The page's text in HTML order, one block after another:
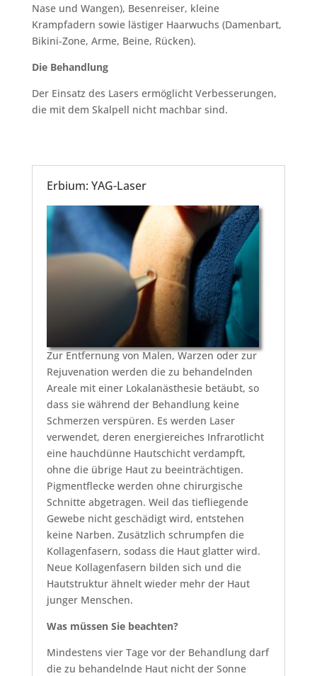
Nase und Wangen), Besenreiser, kleine
Krampfadern sowie lästiger Haarwuchs (Damenbart,
Bikini-Zone, Arme, Beine, Rücken).
Die Behandlung
Der Einsatz des Lasers ermöglicht Verbesserungen,
die mit dem Skalpell nicht machbar sind.
Erbium: YAG-Laser
Zur Entfernung von Malen, Warzen oder zur
Rejuvenation werden die zu behandelnden
Areale mit einer Lokalanästhesie betäubt, so
dass sie während der Behandlung keine
Schmerzen verspüren. Es werden Laser
verwendet, deren energiereiches Infrarotlicht
eine hauchdünne Hautschicht verdampft,
ohne die übrige Haut zu beeinträchtigen.
Pigmentflecke werden ohne chirurgische
Schnitte abgetragen. Weil das tiefliegende
Gewebe nicht geschädigt wird, entstehen
keine Narben. Zusätzlich schrumpfen die
Kollagenfasern, sodass die Haut glatter wird.
Neue Kollagenfasern bilden sich und die
Hautstruktur ähnelt wieder mehr der Haut
junger Menschen.
Was müssen Sie beachten?
Mindestens vier Tage vor der Behandlung darf
die zu behandelnde Haut nicht der Sonne